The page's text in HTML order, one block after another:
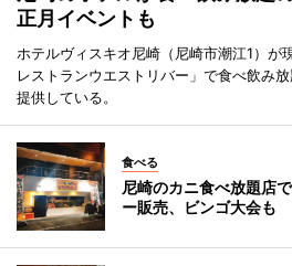
正月イベントも
ホテルヴィスキオ尼崎（尼崎市潮江1）が
レストランウエストリバー」で食べ飲み
提供している。
食べる
尼崎のカニ食べ放題店
ー販売、ビンゴ大会も